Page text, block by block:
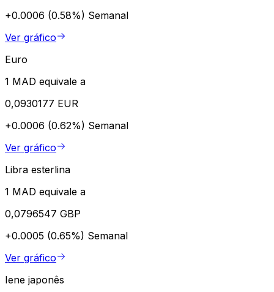
+0.0006 (0.58%) Semanal
Ver gráfico
Euro
1 MAD equivale a
0,0930177 EUR
+0.0006 (0.62%) Semanal
Ver gráfico
Libra esterlina
1 MAD equivale a
0,0796547 GBP
+0.0005 (0.65%) Semanal
Ver gráfico
Iene japonês